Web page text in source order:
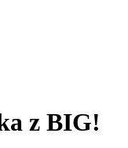
z BIG!